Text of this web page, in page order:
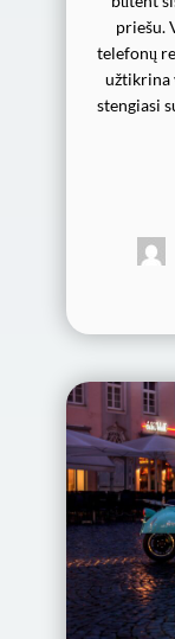
priešu.
telefonų
užtikrina
stengiasi